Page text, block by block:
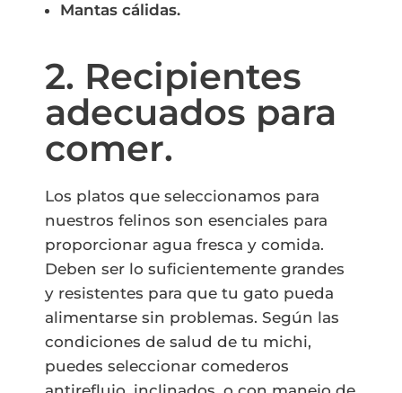
Mantas cálidas.
2. Recipientes
adecuados para
comer.
Los platos que seleccionamos para
nuestros felinos son esenciales para
proporcionar agua fresca y comida.
Deben ser lo suficientemente grandes
y resistentes para que tu gato pueda
alimentarse sin problemas. Según las
condiciones de salud de tu michi,
puedes seleccionar comederos